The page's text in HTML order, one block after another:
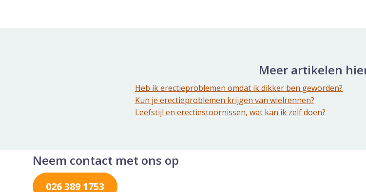
Meer artikelen
Heb ik erectieproblemen omdat ik dikker ben geworden?
Kun je erectieproblemen krijgen van wielrennen?
Leefstijl en erectiestoornissen, wat kan ik zelf doen?
Neem contact met ons op
026 389 1753